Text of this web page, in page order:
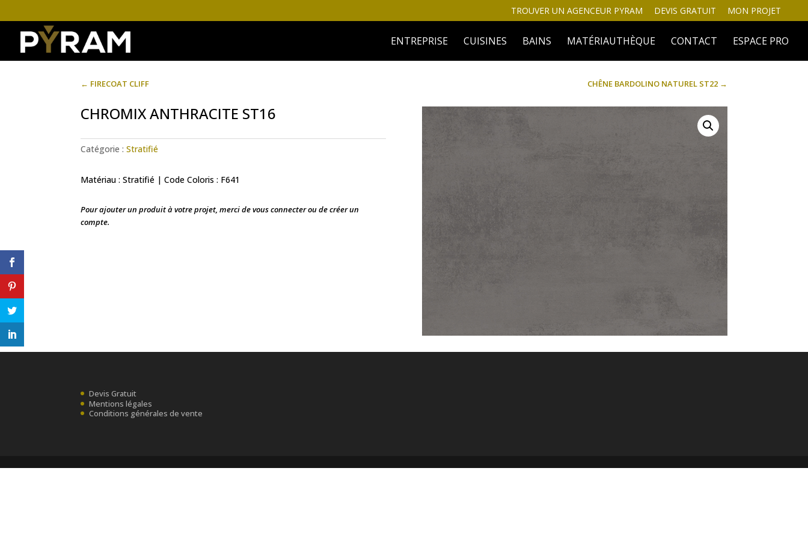
TROUVER UN AGENCEUR PYRAM DEVIS GRATUIT MON PROJET
ENTREPRISE CUISINES BAINS MATÉRIAUTHÈQUE CONTACT ESPACE PRO
← FIRECOAT CLIFF CHÊNE BARDOLINO NATUREL ST22→
CHROMIX ANTHRACITE ST16
Catégorie :Stratifié
Matériau : Stratifié | Code Coloris : F641
Pour ajouter un produit à votre projet, merci de vous connecter ou de créer un
compte.
Devis Gratuit
Mentions légales
Conditions générales de vente